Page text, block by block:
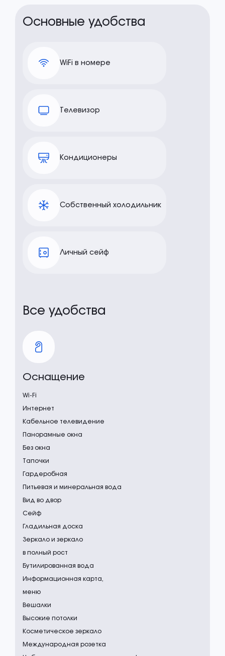
Основные удобства
WiFi в номере
Телевизор
Кондиционеры
Собственный холодильник
Личный сейф
Все удобства
Оснащение
Wi-Fi
Интернет
Кабельное телевидение
Панорамные окна
Без окна
Тапочки
Гардеробная
Питьевая и минеральная вода
Вид во двор
Сейф
Гладильная доска
Зеркало и зеркало
в полный рост
Бутилированная вода
Информационная карта,
меню
Вешалки
Высокие потолки
Косметическое зеркало
Международная розетка